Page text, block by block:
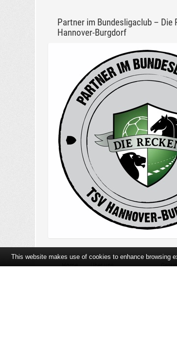
Partner im Bundesligaclub – Die
Hannover-Burgdorf
Home Über uns
This website makes use of cookies to enhance browsing